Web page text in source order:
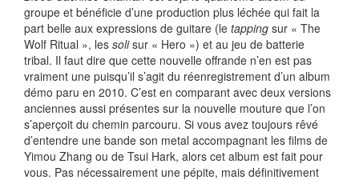
groupe et bénéficie d’une production plus léchée qui fait la
part belle aux expressions de guitare (le tapping sur « The
Wolf Ritual », les solisur « Hero ») et au jeu de batterie
tribal. Il faut dire que cette nouvelle offrande n’en est pas
vraiment une puisqu’il s’agit du réenregistrement d’un album
démo paru en 2010. C’est en comparant avec deux versions
anciennes aussi présentes sur la nouvelle mouture que l’on
s’aperçoit du chemin parcouru. Si vous avez toujours rêvé
d’entendre une bande son metal accompagnant les films de
Yimou Zhang ou de Tsui Hark, alors cet album est fait pour
vous. Pas nécessairement une pépite, mais définitivement